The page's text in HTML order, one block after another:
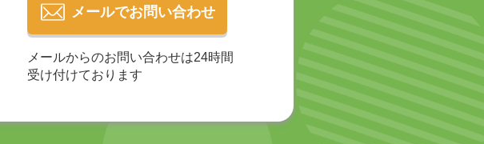
メールでお問い合わせ
メールからのお問い合わせは24時間
受け付けております